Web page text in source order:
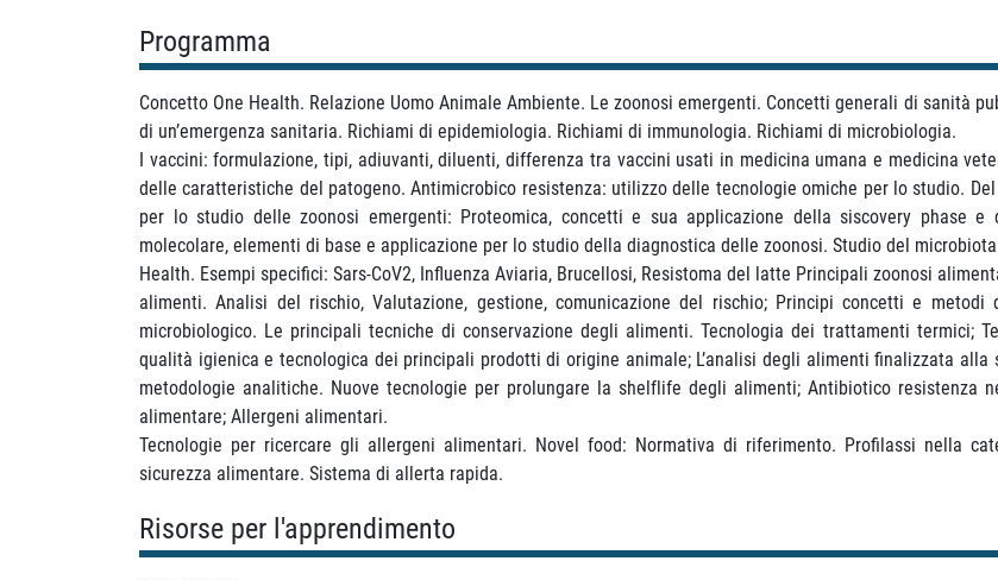
Programma
Concetto One Health. Relazione Uomo Animale Ambiente. Le zoonosi emergenti. Concetti generali di sanità
di un’emergenza sanitaria. Richiami di epidemiologia. Richiami di immunologia. Richiami di microbiologia.
I vaccini: formulazione, tipi, adiuvanti, diluenti, differenza tra vaccini usati in medicina umana e medicina
delle caratteristiche del patogeno. Antimicrobico resistenza: utilizzo delle tecnologie omiche per lo studio.
per lo studio delle zoonosi emergenti: Proteomica, concetti e sua applicazione della siscovery phase e
molecolare, elementi di base e applicazione per lo studio della diagnostica delle zoonosi. Studio del
Health. Esempi specifici: Sars-CoV2, Influenza Aviaria, Brucellosi, Resistoma del latte Principali zoonosi
alimenti. Analisi del rischio, Valutazione, gestione, comunicazione del rischio; Principi concetti e
microbiologico. Le principali tecniche di conservazione degli alimenti. Tecnologia dei trattamenti termici;
qualità igienica e tecnologica dei principali prodotti di origine animale; L’analisi degli alimenti finalizzata
metodologie analitiche. Nuove tecnologie per prolungare la shelflife degli alimenti; Antibiotico resistenza
alimentare; Allergeni alimentari.
Tecnologie per ricercare gli allergeni alimentari. Novel food: Normativa di riferimento. Profilassi nella
sicurezza alimentare. Sistema di allerta rapida.
Risorse per l'apprendimento